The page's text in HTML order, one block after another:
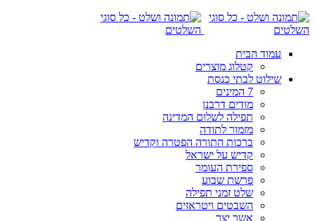
עמוד הבית
קטלוג מוצרים
שילוט לבתי כנסת
7 המינים
מודים דרבנן
תפילה לשלום המדינה
מזמור לתודה
ברכות התורה הפטרה וקדיש
קדיש על ישראל
ספירת העומר
פרשת שבוע
שלט זמני תפילה
השבטים ויטראזים
אשר יצר